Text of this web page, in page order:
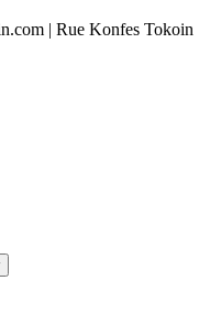
| Rue Konfes Tokoin